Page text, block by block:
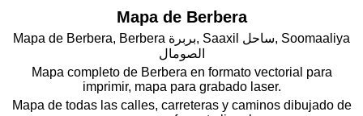
Mapa de Berbera
Mapa de Berbera, Berbera بربرة, Saaxil ساحل, Soomaaliya
الصومال
Mapa completo de Berbera en formato vectorial para
imprimir, mapa para grabado laser.
Mapa de todas las calles, carreteras y caminos dibujado de